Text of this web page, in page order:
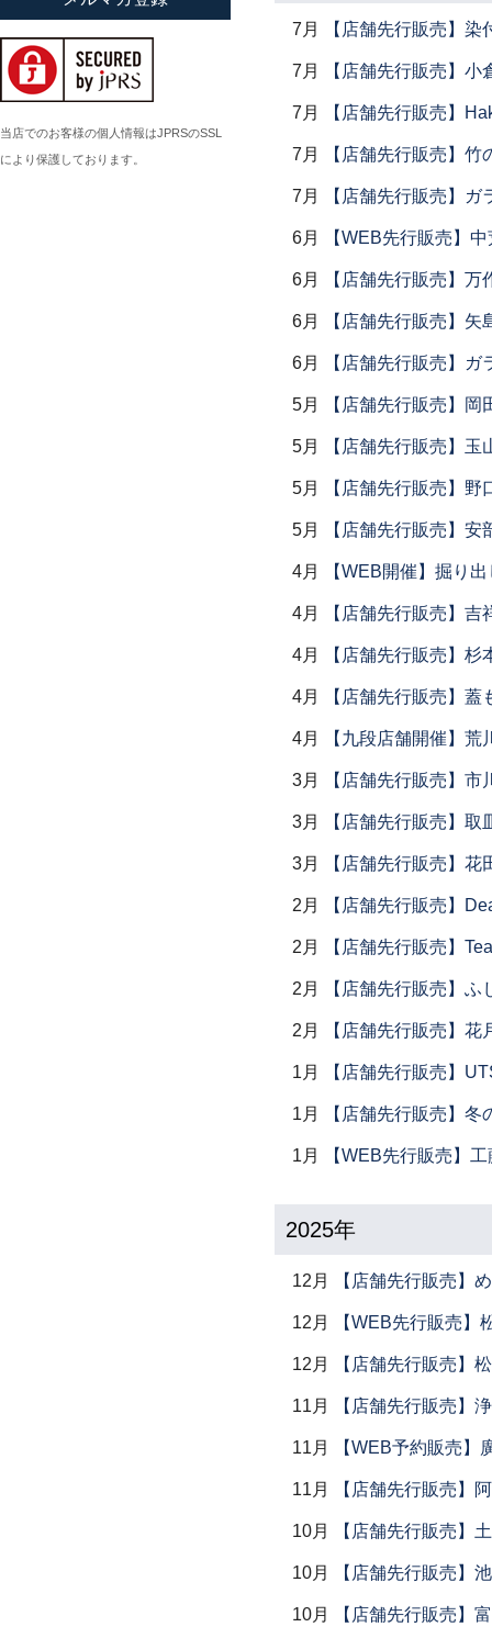
7月 【店舗先行販売】染
7月 【店舗先行販売】
7月 【店舗先行販売】
7月 【店舗先行販売】竹
7月 【店舗先行販売】ガ
6月 【WEB先行販売】
6月 【店舗先行販売】万
6月 【店舗先行販売】
6月 【店舗先行販売】ガ
5月 【店舗先行販売】岡
5月 【店舗先行販売】
5月 【店舗先行販売】野
5月 【店舗先行販売】
4月 【WEB開催】掘り
4月 【店舗先行販売】吉
4月 【店舗先行販売】
4月 【店舗先行販売】蓋
4月 【九段店舗開催】荒
3月 【店舗先行販売】
3月 【店舗先行販売】取
3月 【店舗先行販売】
2月 【店舗先行販売】
2月 【店舗先行販売】
2月 【店舗先行販売】
2月 【店舗先行販売】花
1月 【店舗先行販売】
1月 【店舗先行販売】冬
1月 【WEB先行販売】
2025年
12月 【店舗先行販売】
12月 【WEB先行販売】
12月 【店舗先行販売】
11月 【店舗先行販売】
11月 【WEB予約販売】
11月 【店舗先行販売】
10月 【店舗先行販売】
10月 【店舗先行販売】
10月 【店舗先行販売】
小倉広太郎
岡田直人
岡野達也
岡本修
小川佳子
当店でのお客様の個人情報はJPRSのSSL
により保護しております。